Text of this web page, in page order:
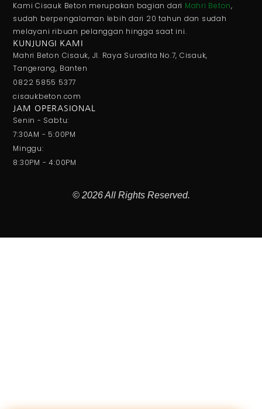
Kami Cisauk Beton merupakan bagian dari Mahri Beton,
sudah berpengalaman lebih dari 20 tahun dan sudah
melayani ribuan pelanggan hingga saat ini.
KUNJUNGI KAMI
Mahri Beton Cisauk, Jl. Raya Suradita No.7, Cisauk,
Tangerang, Banten
0822 5855 5377
cisaukbeton.com
JAM OPERASIONAL
Senin - Sabtu:
7:30AM - 5:00PM
Minggu:
8:30PM - 4:00PM
© 2026 All Rights Reserved.